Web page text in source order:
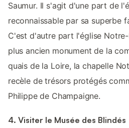
Saumur. Il s'agit d'une part de
reconnaissable par sa superbe
C'est d'autre part l'église
plus ancien monument de la
quais de la Loire, la chapelle
recèle de trésors protégés
Philippe de Champaigne.
4. Visiter le Musée des Blindés